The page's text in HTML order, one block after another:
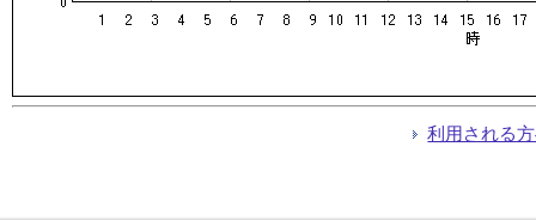
利用される